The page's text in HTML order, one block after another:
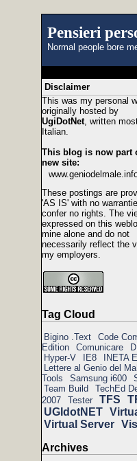
Pensieri
Normal people bore
Disclaimer
This was my personal
originally hosted by
UgiDotNet, written
Italian.
This blog is now part
new site:
These postings are
'AS IS' with no
confer no rights. The
expressed on this
mine alone and do not
necessarily reflect the
my employers.
Tag Cloud
Bigino .Text
Code
Edition
Comunicare
Hyper-V
IE8
INETA
Lettere al Genio del
Tools
Samsung i600
Team Build
TechEd
2007
Tester TFS
UGIdotNET
Virtual Server
Archives